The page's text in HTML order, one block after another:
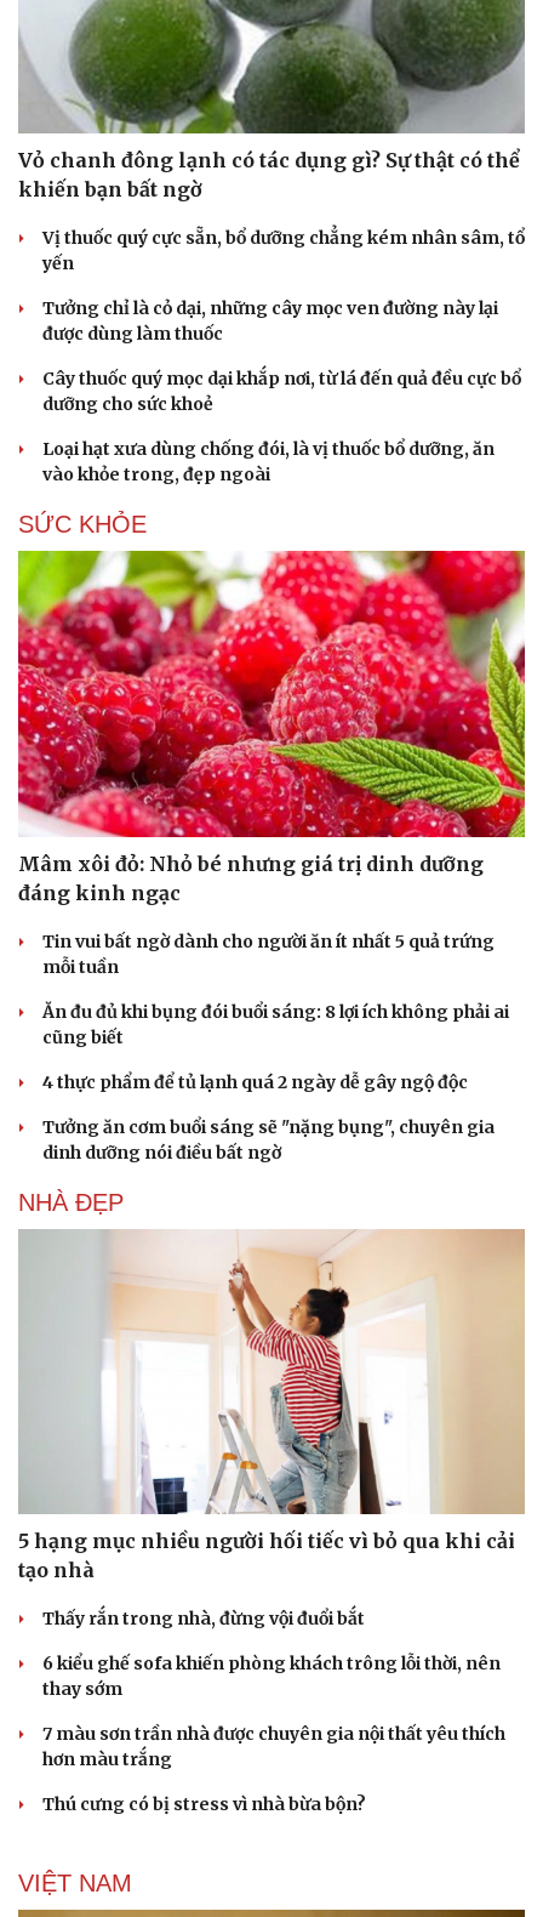
Du lịch
Săn Tour
check-in
Đọc truyện đêm khuya
Kể chuyện cho bé
Hạt giống tâm hồn
Cải chính
Vỏ chanh đông lạnh có tác dụng gì? Sự thật có thể
khiến bạn bất ngờ
Vị thuốc quý cực sẵn, bổ dưỡng chẳng kém nhân sâm, tổ
yến
Tưởng chỉ là cỏ dại, những cây mọc ven đường này lại
được dùng làm thuốc
Cây thuốc quý mọc dại khắp nơi, từ lá đến quả đều cực bổ
dưỡng cho sức khoẻ
Loại hạt xưa dùng chống đói, là vị thuốc bổ dưỡng, ăn
vào khỏe trong, đẹp ngoài
SỨC KHỎE
Mâm xôi đỏ: Nhỏ bé nhưng giá trị dinh dưỡng
đáng kinh ngạc
Tin vui bất ngờ dành cho người ăn ít nhất 5 quả trứng
mỗi tuần
Ăn đu đủ khi bụng đói buổi sáng: 8 lợi ích không phải ai
cũng biết
4 thực phẩm để tủ lạnh quá 2 ngày dễ gây ngộ độc
Tưởng ăn cơm buổi sáng sẽ "nặng bụng", chuyên gia
dinh dưỡng nói điều bất ngờ
NHÀ ĐẸP
5 hạng mục nhiều người hối tiếc vì bỏ qua khi cải
tạo nhà
Thấy rắn trong nhà, đừng vội đuổi bắt
6 kiểu ghế sofa khiến phòng khách trông lỗi thời, nên
thay sớm
7 màu sơn trần nhà được chuyên gia nội thất yêu thích
hơn màu trắng
Thú cưng có bị stress vì nhà bừa bộn?
VIỆT NAM